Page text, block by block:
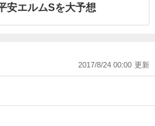
安エルムSを大予想
2017/8/24 00:00